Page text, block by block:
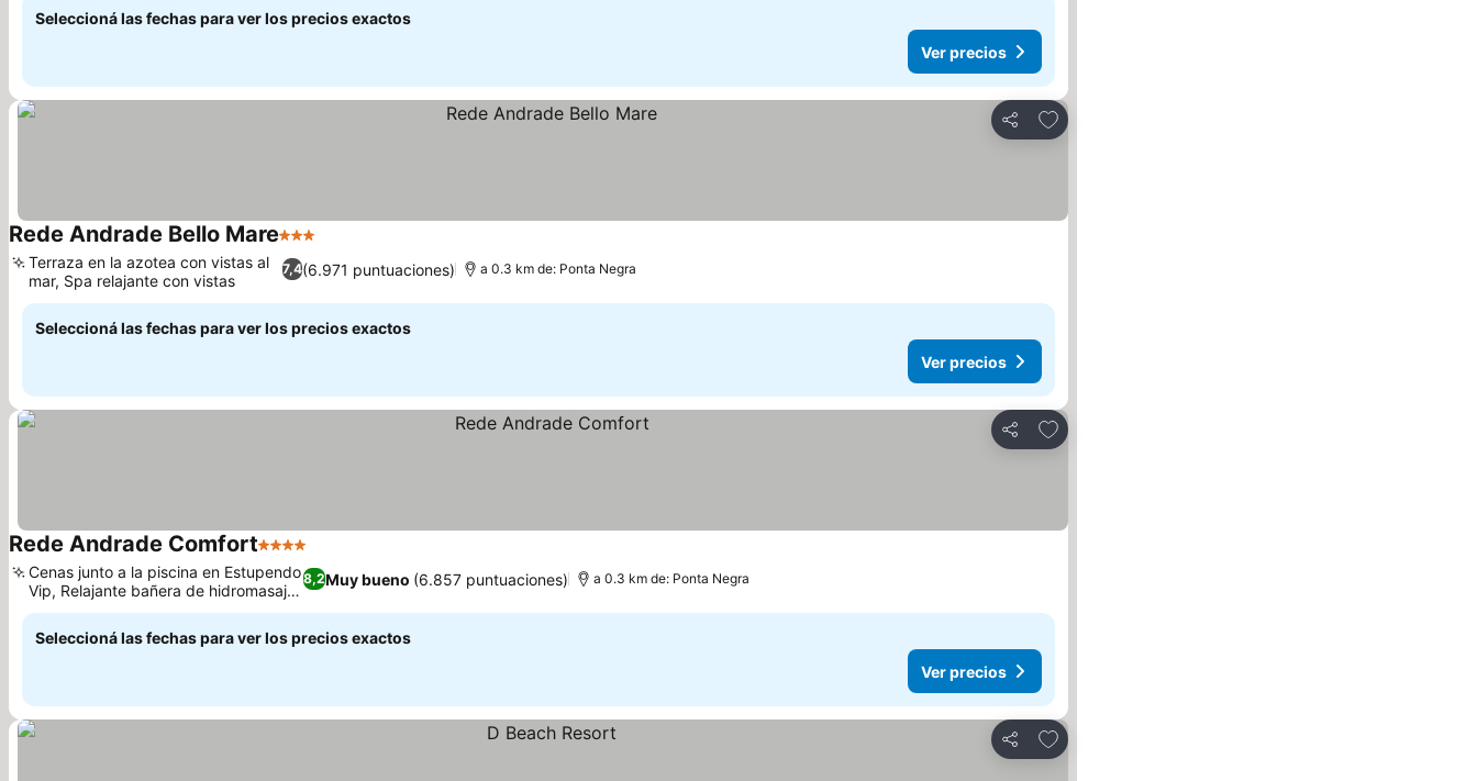
Seleccioná las fechas para ver los precios exactos
Ver precios
Compartir
Añadir a favoritos
Rede Andrade Bello Mare3 Estrellas
7,4(6.971 puntuaciones)
Terraza en la azotea con vistas al
mar, Spa relajante con vistas
a 0.3 km de: Ponta Negra
Seleccioná las fechas para ver los precios exactos
Ver precios
Compartir
Añadir a favoritos
Rede Andrade Comfort4 Estrellas
8,2Muy bueno (6.857 puntuaciones)
Cenas junto a la piscina en Estupendo
Vip, Relajante bañera de hidromasaje
y sauna
a 0.3 km de: Ponta Negra
Seleccioná las fechas para ver los precios exactos
Ver precios
Compartir
Añadir a favoritos